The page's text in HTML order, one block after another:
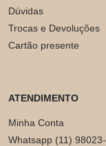
Dúvidas
Trocas e Devoluções
Cartão presente
ATENDIMENTO
Minha Conta
Whatsapp (11)